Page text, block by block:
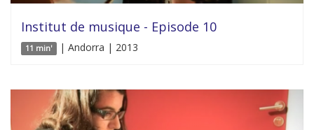
Institut de musique - Episode 10
11 min' | Andorra | 2013